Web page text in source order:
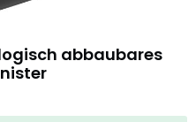
abbaubares